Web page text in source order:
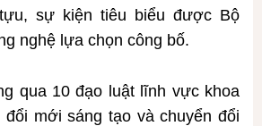
sự kiện tiêu biểu được Bộ
nghệ lựa chọn công bố.
qua 10 đạo luật lĩnh vực khoa
đổi mới sáng tạo và chuyển đổi